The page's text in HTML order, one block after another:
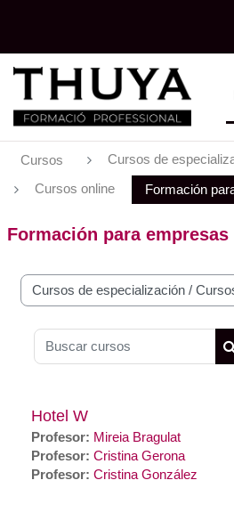
Cursos Cursos de
Cursos online Formación
Formación para empresas
Categorías
Buscar cursos
Hotel W
Profesor: Mireia Bragulat
Profesor: Cristina Gerona
Profesor: Cristina González